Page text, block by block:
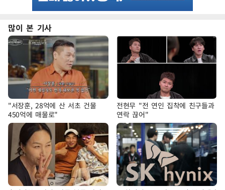
많이 본 기사
"서장훈, 28억에 산 서초 건물
450억에 매물로"
전현무 "전 연인 집착에 친구들과
연락 끊어"